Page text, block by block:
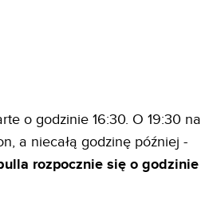
o godzinie 16:30. O 19:30 na
a niecałą godzinę później -
rozpocznie się o godzinie